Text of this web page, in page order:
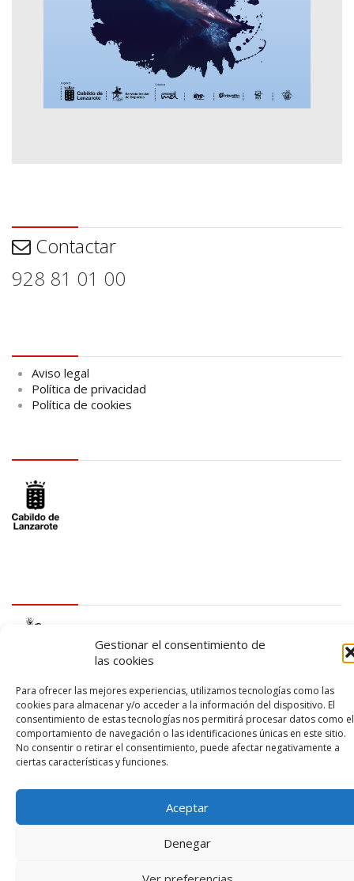
Gestionar el consentimiento de
las cookies
Para ofrecer las mejores experiencias, utilizamos tecnologías como las
cookies para almacenar y/o acceder a la información del dispositivo. El
consentimiento de estas tecnologías nos permitirá procesar datos como el
comportamiento de navegación o las identificaciones únicas en este sitio.
No consentir o retirar el consentimiento, puede afectar negativamente a
ciertas características y funciones.
Aceptar
Denegar
Contactar
928 81 01 00
Aviso legal
Política de privacidad
Política de cookies
© 2026 – Lanzarote Deportes – Todos los derechos reservados